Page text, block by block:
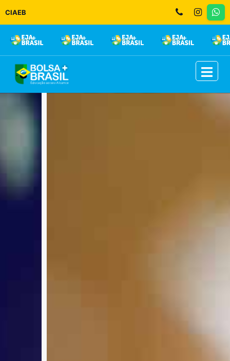
CIAEB